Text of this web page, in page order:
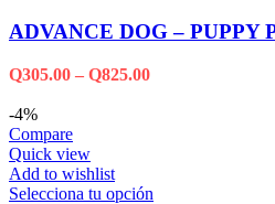
ADVANCE DOG – PUPPY
Q305.00 – Q825.00
-4%
Compare
Quick view
Add to wishlist
Selecciona tu opción